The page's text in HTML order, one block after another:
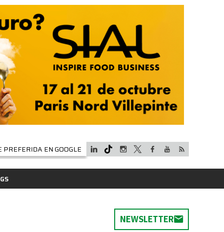
EN GOOGLE
NEWSLETTER